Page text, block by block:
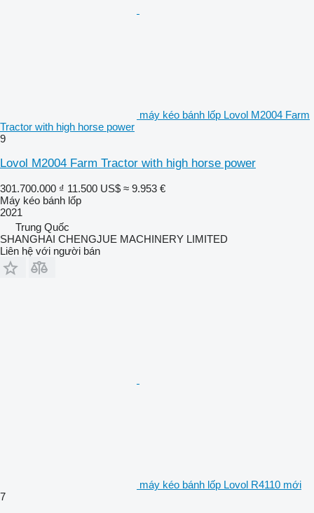
máy kéo bánh lốp Lovol M2004 Farm
Tractor with high horse power
9
Lovol M2004 Farm Tractor with high horse power
301.700.000 ₫ 11.500 US$ ≈ 9.953 €
Máy kéo bánh lốp
2021
Trung Quốc
SHANGHAI CHENGJUE MACHINERY LIMITED
Liên hệ với người bán
máy kéo bánh lốp Lovol R4110 mới
7